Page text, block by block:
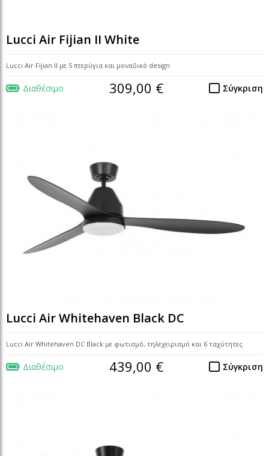
Lucci Air Fijian II White
Lucci Air Fijian II με 5 πτερύγια και μοναδικό design
Διαθέσιμο Σύγκριση
309,00 €
Lucci Air Whitehaven Black DC
Lucci Air Whitehaven DC Black με φωτισμό, τηλεχειρισμό και 6 ταχύτητες
Διαθέσιμο Σύγκριση
439,00 €